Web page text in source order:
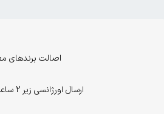
اصالت برندهای
ارسال اورژانسی زیر 2 ساعت (تهران)